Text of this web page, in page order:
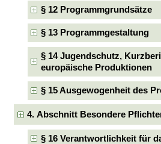
§ 12 Programmgrundsätze
§ 13 Programmgestaltung
§ 14 Jugendschutz,
europäische Produktionen
§ 15 Ausgewogenheit des
4. Abschnitt Besondere
§ 16 Verantwortlichkeit für